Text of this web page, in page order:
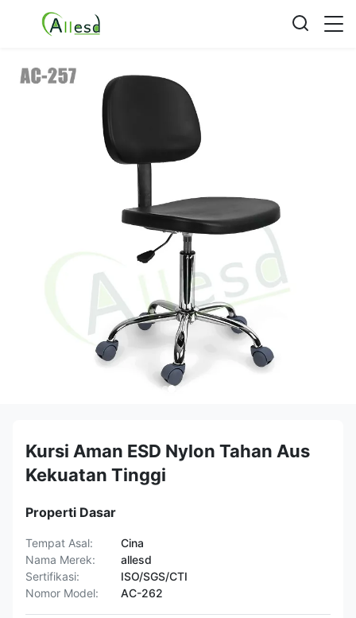
Kursi Aman ESD Nylon Tahan Aus
Kekuatan Tinggi
Properti Dasar
Tempat Asal:
Cina
Nama Merek:
allesd
Sertifikasi:
ISO/SGS/CTI
Nomor Model:
AC-262